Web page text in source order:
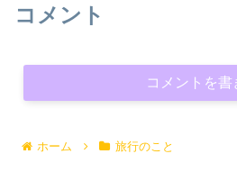
コメント
コメントを書
ホーム 旅行のこと